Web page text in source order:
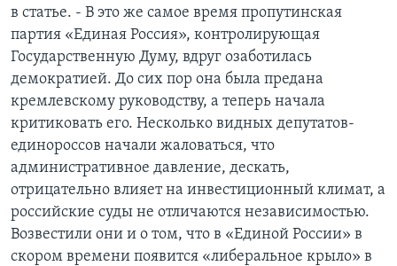
Языки
в статье. - В это же самое время пропутинская
партия «Единая Россия», контролирующая
Государственную Думу, вдруг озаботилась
демократией. До сих пор она была предана
кремлевскому руководству, а теперь начала
критиковать его. Несколько видных депутатов-
единороссов начали жаловаться, что
административное давление, дескать,
отрицательно влияет на инвестиционный климат, а
российские суды не отличаются независимостью.
Возвестили они и о том, что в «Единой России» в
скором времени появится «либеральное крыло» в